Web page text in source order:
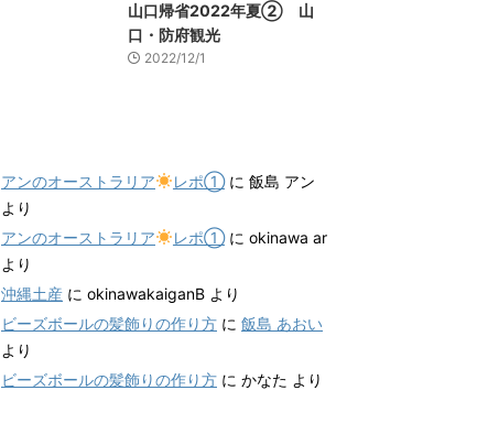
山口帰省2022年夏② 山
口・防府観光
2022/12/1
アンのオーストラリア レポ①に 飯島 アン
より
アンのオーストラリア
レポ①に okinawa ar
より
沖縄土産 に okinawakaiganB より
ビーズボールの髪飾りの作り方 に 飯島 あおい
より
ビーズボールの髪飾りの作り方 に かなた より